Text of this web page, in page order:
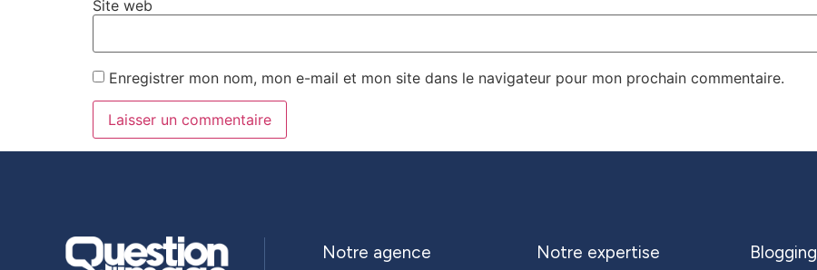
Site web
Enregistrer mon nom, mon e-mail et mon site dans le navigateur pour mon prochain commentaire.
Notre agence Notre expertise Blogging